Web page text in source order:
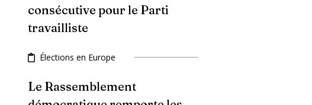
consécutive pour le Parti
travailliste
Élections en Europe
Le Rassemblement